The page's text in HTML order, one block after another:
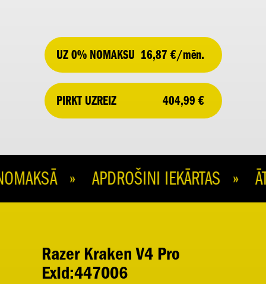
UZ 0% NOMAKSU 16,87 €/mēn.
PIRKT UZREIZ 404,99 €
» APDROŠINI IEKĀRTAS »
Razer Kraken V4 Pro
ExId:447006